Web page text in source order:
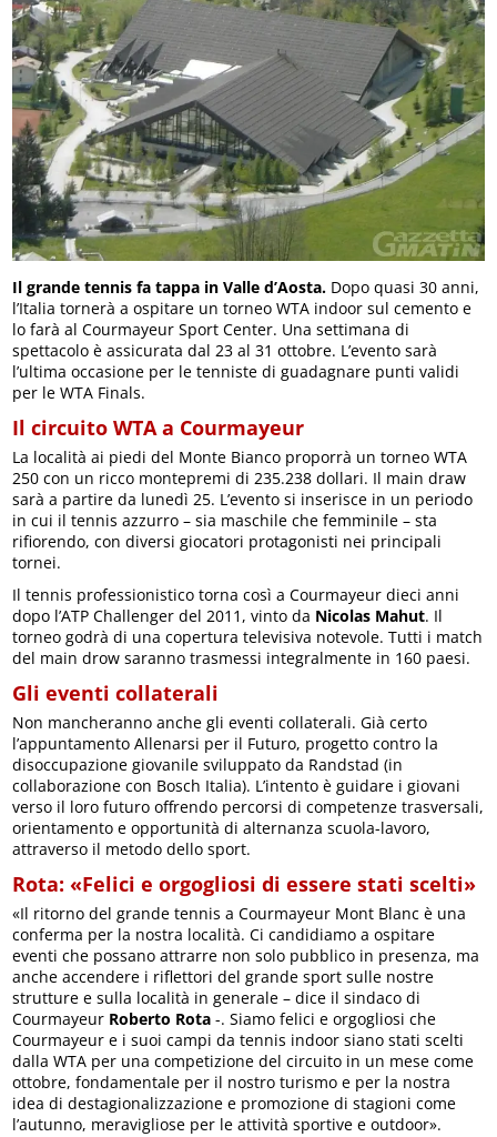
Il grande tennis fa tappa in Valle d’Aosta. Dopo quasi 30 anni,
l’Italia tornerà a ospitare un torneo WTA indoor sul cemento e
lo farà al Courmayeur Sport Center. Una settimana di
spettacolo è assicurata dal 23 al 31 ottobre. L’evento sarà
l’ultima occasione per le tenniste di guadagnare punti validi
per le WTA Finals.
Il circuito WTA a Courmayeur
La località ai piedi del Monte Bianco proporrà un torneo WTA
250 con un ricco montepremi di 235.238 dollari. Il main draw
sarà a partire da lunedì 25. L’evento si inserisce in un periodo
in cui il tennis azzurro – sia maschile che femminile – sta
rifiorendo, con diversi giocatori protagonisti nei principali
tornei.
Il tennis professionistico torna così a Courmayeur dieci anni
dopo l’ATP Challenger del 2011, vinto da Nicolas Mahut. Il
torneo godrà di una copertura televisiva notevole. Tutti i match
del main drow saranno trasmessi integralmente in 160 paesi.
Gli eventi collaterali
Non mancheranno anche gli eventi collaterali. Già certo
l’appuntamento Allenarsi per il Futuro, progetto contro la
disoccupazione giovanile sviluppato da Randstad (in
collaborazione con Bosch Italia). L’intento è guidare i giovani
verso il loro futuro offrendo percorsi di competenze trasversali,
orientamento e opportunità di alternanza scuola-lavoro,
attraverso il metodo dello sport.
Rota: «Felici e orgogliosi di essere stati scelti»
«Il ritorno del grande tennis a Courmayeur Mont Blanc è una
conferma per la nostra località. Ci candidiamo a ospitare
eventi che possano attrarre non solo pubblico in presenza, ma
anche accendere i riflettori del grande sport sulle nostre
strutture e sulla località in generale – dice il sindaco di
Courmayeur Roberto Rota -. Siamo felici e orgogliosi che
Courmayeur e i suoi campi da tennis indoor siano stati scelti
dalla WTA per una competizione del circuito in un mese come
ottobre, fondamentale per il nostro turismo e per la nostra
idea di destagionalizzazione e promozione di stagioni come
l’autunno, meravigliose per le attività sportive e outdoor».